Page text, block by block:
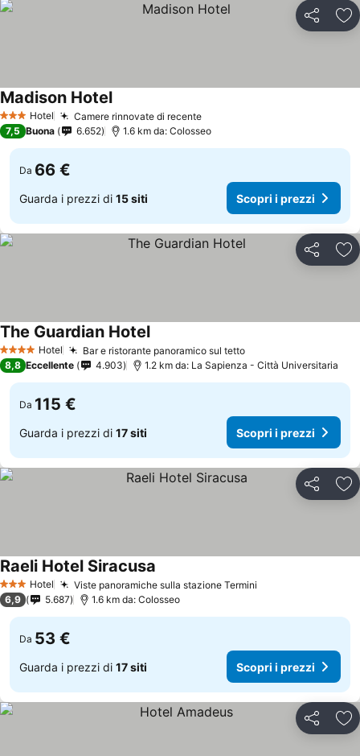
Condividi
3 StelleHotel Camere rinnovate di recente
Madison Hotel
7,5 Buona 6.652 1.6 km da: Colosseo
Da 66 €
Guarda i prezzi di 15 siti Scopri i prezzi
Condividi
4 Stelle Hotel Bar e ristorante panoramico sul tetto
The Guardian Hotel
8,8 Eccellente 4.903 1.2 km da: La Sapienza - Città Universitaria
Da 115 €
Guarda i prezzi di 17 siti Scopri i prezzi
Condividi
3 StelleHotel Viste panoramiche sulla stazione Termini
Raeli Hotel Siracusa
6,9 5.687 1.6 km da: Colosseo
Da 53 €
Guarda i prezzi di 17 siti Scopri i prezzi
Condividi